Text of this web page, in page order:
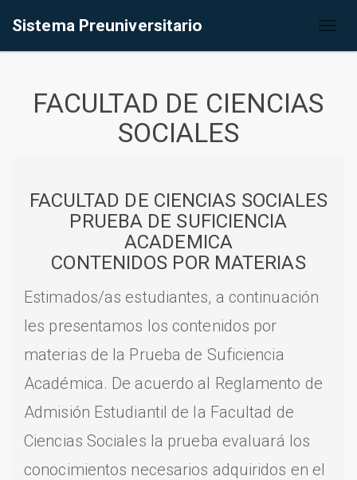
Sistema Preuniversitario
FACULTAD DE CIENCIAS
SOCIALES
FACULTAD DE CIENCIAS SOCIALES
PRUEBA DE SUFICIENCIA
ACADEMICA
CONTENIDOS POR MATERIAS
Estimados/as estudiantes, a continuación
les presentamos los contenidos por
materias de la Prueba de Suficiencia
Académica. De acuerdo al Reglamento de
Admisión Estudiantil de la Facultad de
Ciencias Sociales la prueba evaluará los
conocimientos necesarios adquiridos en el